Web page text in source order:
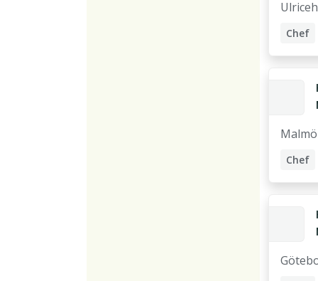
Chef
Malmö
Chef